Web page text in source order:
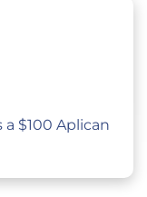
$100 Aplican